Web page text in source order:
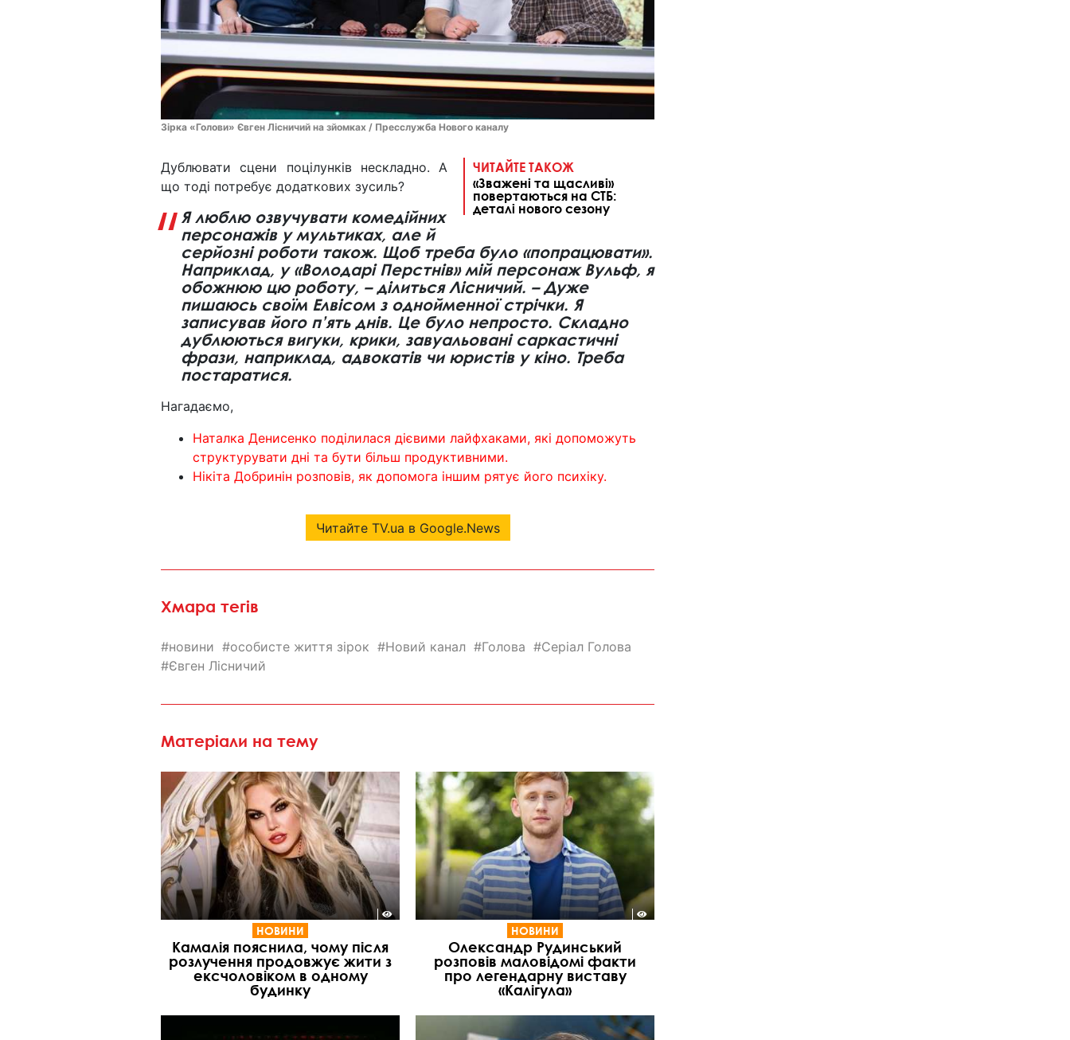
Зірка «Голови» Євген Лісничий на зйомках / Пресслужба Нового каналу
ЧИТАЙТЕ ТАКОЖ
«Зважені та щасливі»
повертаються на СТБ:
деталі нового сезону
Дублювати сцени поцілунків нескладно. А
що тоді потребує додаткових зусиль?
Я люблю озвучувати комедійних
персонажів у мультиках, але й
серйозні роботи також. Щоб треба було «попрацювати».
Наприклад, у «Володарі Перстнів» мій персонаж Вульф, я
обожнюю цю роботу, – ділиться Лісничий. – Дуже
пишаюсь своїм Елвісом з однойменної стрічки. Я
записував його п’ять днів. Це було непросто. Складно
дублюються вигуки, крики, завуальовані саркастичні
фрази, наприклад, адвокатів чи юристів у кіно. Треба
постаратися.
Нагадаємо,
Наталка Денисенко поділилася дієвими лайфхаками, які допоможуть
структурувати дні та бути більш продуктивними.
Нікіта Добринін розповів, як допомога іншим рятує його психіку.
Читайте TV.ua в Google.News
Хмара тегів
новини особисте життя зірок Новий канал Голова
Серіал Голова
Євген Лісничий
Матеріали на тему
НОВИНИ
Камалія пояснила, чому після
розлучення продовжує жити з
ексчоловіком в одному
будинку
НОВИНИ
Олександр Рудинський
розповів маловідомі факти
про легендарну виставу
«Калігула»